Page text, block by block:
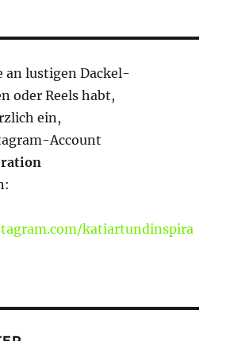
an lustigen Dackel-
oder Reels habt,
ein,
Account
katiartundinspira